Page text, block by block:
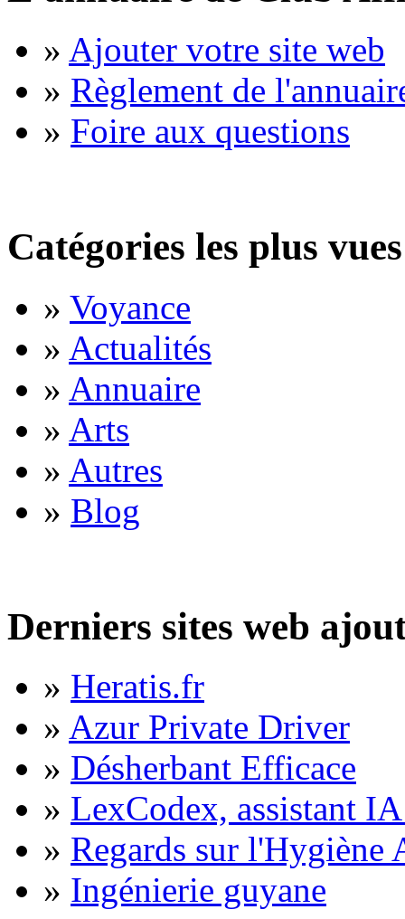
» Ajouter votre site web
» Règlement de
» Foire aux questions
Catégories les plus vues
» Voyance
» Actualités
» Annuaire
» Arts
» Autres
» Blog
Derniers sites web
» Heratis.fr
» Azur Private Driver
» Désherbant Efficace
» LexCodex, assistant
» Regards sur l'Hygiène
» Ingénierie guyane